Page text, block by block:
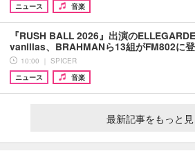
ニュース
音楽
『RUSH BALL 2026』出演の
vanillas、BRAHMANら13組がFM802に
10:00 ｜ SPICER
ニュース
音楽
最新記事をもっと見